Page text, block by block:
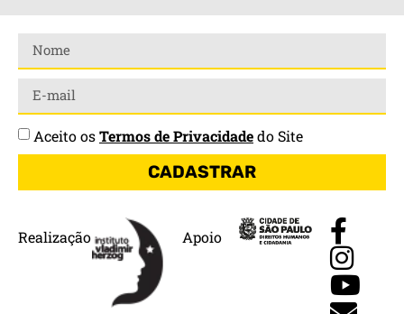
Realização Apoio
Aceito osTermos de Privacidadedo Site
CADASTRAR